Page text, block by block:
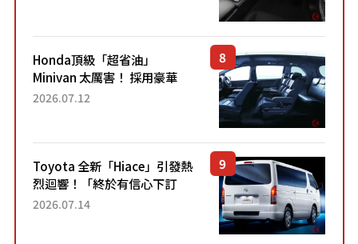
Honda頂級「超省油」
Minivan 太厲害！ 採用豪華
「真皮座椅」與專屬「黑色內
「三...
2026.07.12
Toyota 全新「Hiace」引發熱
烈迴響！「終於有信心下訂
了！」「哪個等級交車最
2026.07.14